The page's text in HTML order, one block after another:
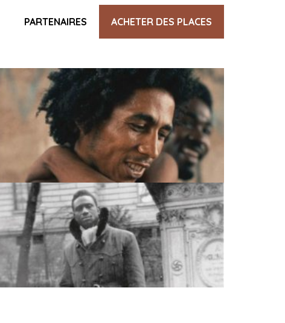
PARTENAIRES ACHETER DES PLACES
KEMTIYU, SÉEX ANTA CHEIKH ANTA